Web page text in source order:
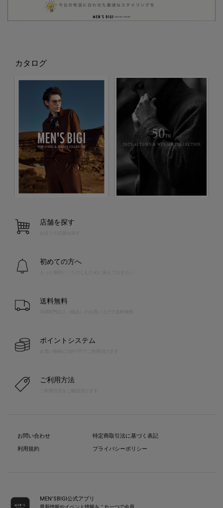
カタログ
店舗を探す
お近くの店舗を探す
初めての方へ
送料無料
10,000円以上（税込）のお買い上げで送料無料
ポイントシステム
お買い物毎に1pt=1円でご利用頂けます
ご利用方法
お問い合わせ
利用規約
特定商取引法に基づく表記
プライバシーポリシー
MEN’SBIGI公式アプリ
最新情報やイベント情報をこれ一つで会員